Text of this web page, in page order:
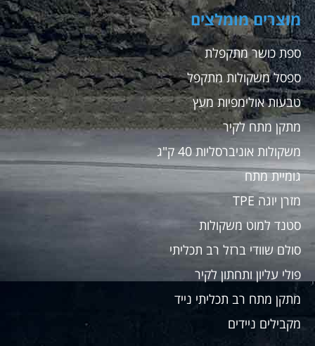
מוצרים מומלצים
ספת כושר מתקפלת
ספסל משקולות מתקפל
טבעות אולימפיות מעץ
מתקן מתח לקיר
משקולות אוניברסליות 40 ק"ג
גומיית מתח
מזרן יוגה TPE
סטנד למוט משקולות
סולם שוודי ברזל רב תכליתי
פולי עליון ותחתון לקיר
מתקן מתח רב תכליתי נייד
מקבילים ניידים